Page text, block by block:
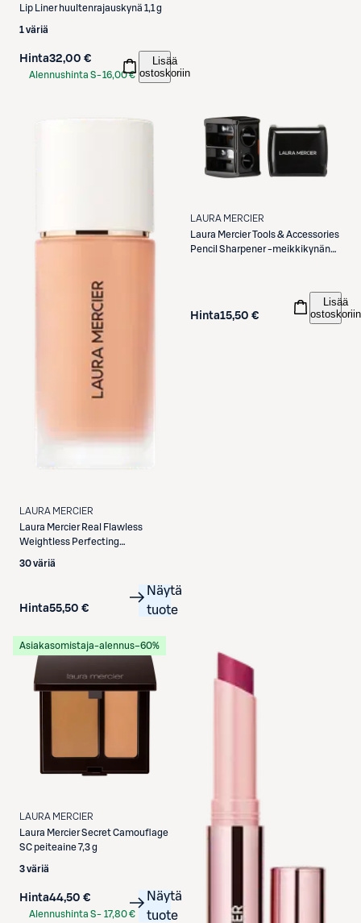
Lip Liner huultenrajauskynä 1,1 g
1 väriä
Hinta32,00 €
Alennushinta S-16,00 €
Lisää
ostoskoriin
LAURA MERCIER
Laura Mercier Real Flawless
Weightless Perfecting
30 väriä
Hinta55,50 €
Näytä
tuote
LAURA MERCIER
Laura MercierTools & Accessories
Pencil Sharpener -meikkikynän
Hinta15,50 €
Lisää
ostoskoriin
Asiakasomistaja-alennus−60%
LAURA MERCIER
Laura MercierSecret Camouflage
SC peiteaine 7,3 g
3 väriä
Hinta44,50 €
Alennushinta S- 17,80 €
Näytä
tuote